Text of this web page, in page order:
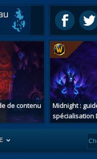
de contenu
Midnight :
spécialisation
chasseurs de